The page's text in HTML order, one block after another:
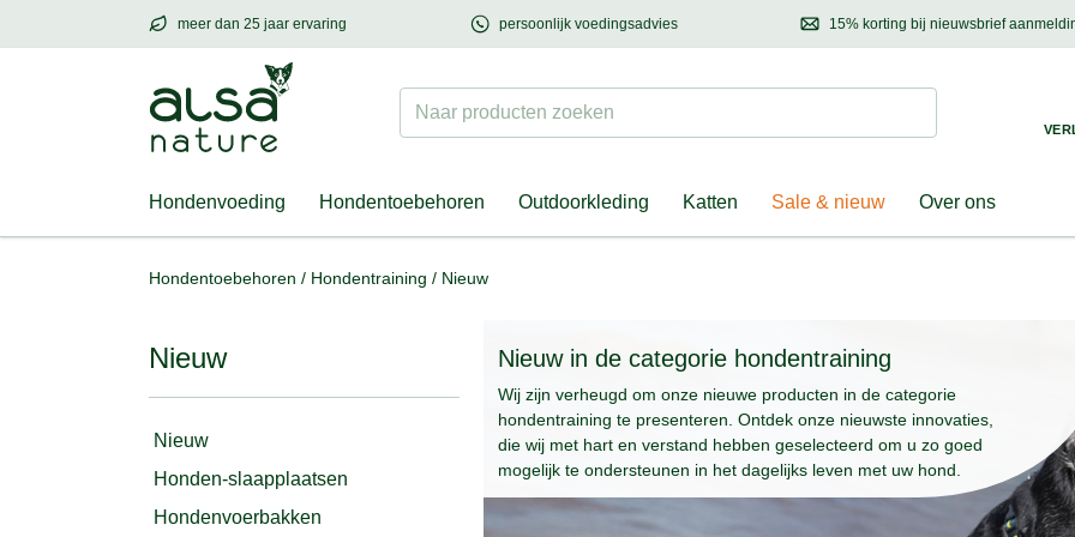
meer dan 25 jaar ervaring
meer dan25 jaar ervaring – met hart voor hond & eigenaar 15% korting bij nieuwsbrief
Ontdek nieuwtjes,
persoonlijk voedingsadvies
Mailons met uw vragen, onze voedingsdeskundige adviseert u graag!
Naar producten zoeken Suchen
Hondenvoeding Hondentoebehoren Outdoorkleding Katten Sale & nieuw Over ons
Hondentoebehoren / Hondentraining / Nieuw
Nieuw
Nieuw
Honden-slaapplaatsen
Hondenvoerbakken
Nieuw in de categorie hondentraining
Wij zijn verheugd om onze nieuwe producten in de categorie
hondentraining te presenteren. Ontdek onze nieuwste innovaties,
die wij met hart en verstand hebben geselecteerd om u zo goed
mogelijk te ondersteunen in het dagelijks leven met uw hond.